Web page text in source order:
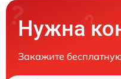
Нужна
Закажите